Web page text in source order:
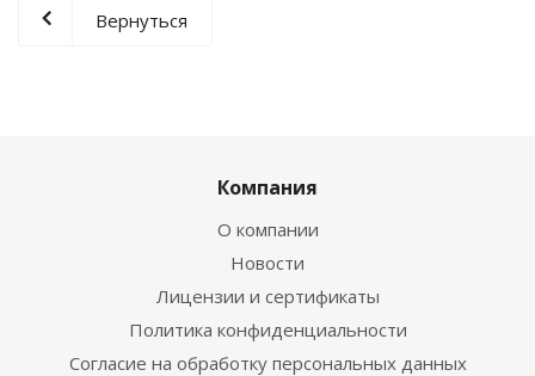
Вернуться
Компания
О компании
Новости
Лицензии и сертификаты
Политика конфиденциальности
Согласие на обработку персональных данных